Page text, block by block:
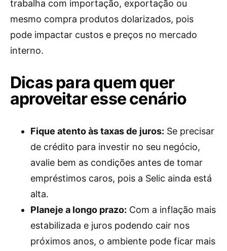
trabalha com importação, exportação ou
mesmo compra produtos dolarizados, pois
pode impactar custos e preços no mercado
interno.
Dicas para quem quer
aproveitar esse cenário
Fique atento às taxas de juros: Se precisar
de crédito para investir no seu negócio,
avalie bem as condições antes de tomar
empréstimos caros, pois a Selic ainda está
alta.
Planeje a longo prazo: Com a inflação mais
estabilizada e juros podendo cair nos
próximos anos, o ambiente pode ficar mais